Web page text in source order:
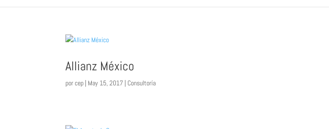
Allianz México
porcep | May 15, 2017 | Consultoría